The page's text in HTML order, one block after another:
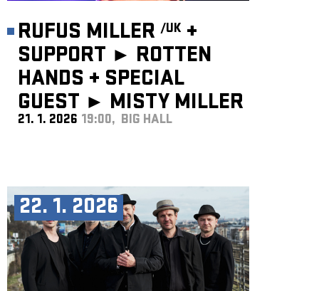
RUFUS MILLER /UK +
SUPPORT ► ROTTEN
HANDS + SPECIAL
GUEST ► MISTY MILLER
/UK
21. 1. 2026 19:00, BIG HALL
22. 1. 2026